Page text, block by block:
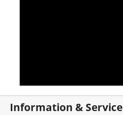
Information & Service